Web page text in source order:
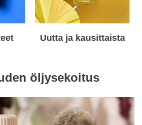
Uutta ja kausittaista
öljysekoitus